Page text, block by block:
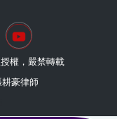
權，嚴禁轉載
豪律師